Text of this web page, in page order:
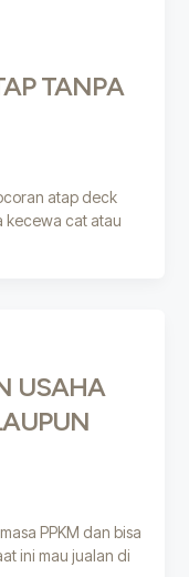
TANPA
atap deck
kecewa cat atau
USAHA
PPKM dan bisa
ini mau jualan di